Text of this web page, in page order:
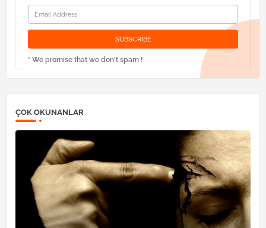
* We promise that we don't spam !
ÇOK OKUNANLAR